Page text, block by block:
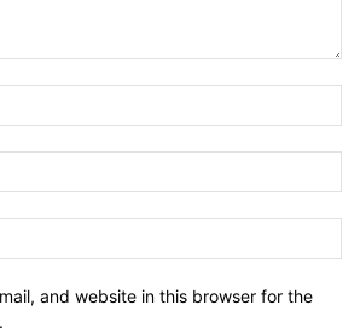
and website in this browser for the